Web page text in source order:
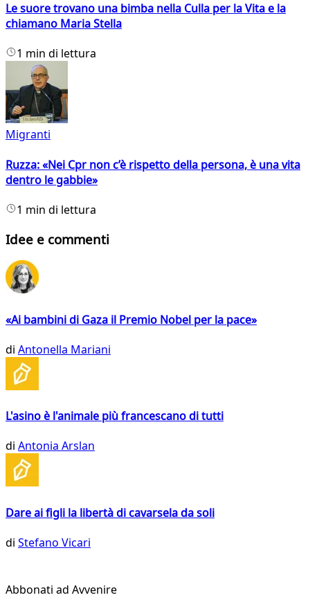
Le suore trovano una bimba nella Culla per la Vita e la
chiamano Maria Stella
1 min di lettura
Migranti
Ruzza: «Nei Cpr non c’è rispetto della persona, è una vita
dentro le gabbie»
1 min di lettura
Idee e commenti
«Ai bambini di Gaza il Premio Nobel per la pace»
di Antonella Mariani
L'asino è l'animale più francescano di tutti
di Antonia Arslan
Dare ai figli la libertà di cavarsela da soli
di Stefano Vicari
Abbonati ad Avvenire